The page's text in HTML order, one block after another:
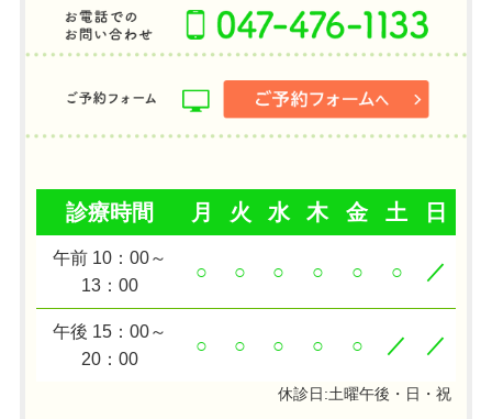
診療時間 月 火 水 木 金 土 日
午前 10：00～
13：00
○ ○ ○ ○ ○ ○ ／
午後 15：00～
20：00
○ ○ ○ ○ ○ ／ ／
休診日:土曜午後・日・祝